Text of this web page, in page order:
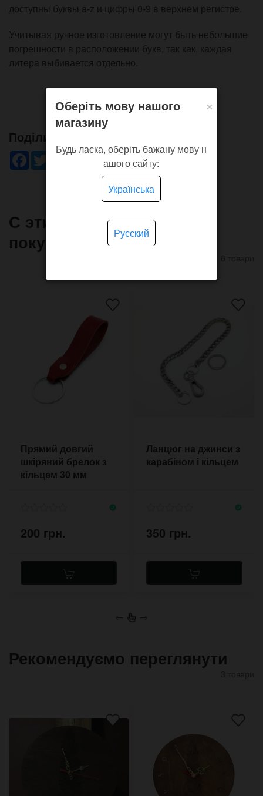
доступны буквы a-z и цифры 0-9 в верхнем регистре.
Учитывая ручное изготовление могут быть небольшие
погрешности в расположении букв, так как, каждая
литера выбивается отдельно.
Поділись!
Facebook
TwitterWhatsApp
ViberPinterestTelegram
С этим товаром часто
покупают
Прямий довгий
шкіряний брелок з
кільцем 30 мм
200 грн.
Ланцюг на джинси з
карабіном і кільцем
350 грн.
← →
Рекомендуємо переглянути
×
Оберіть мову нашого
магазину
Будь ласка, оберіть бажану мову н
ашого сайту:
Українська
Русский